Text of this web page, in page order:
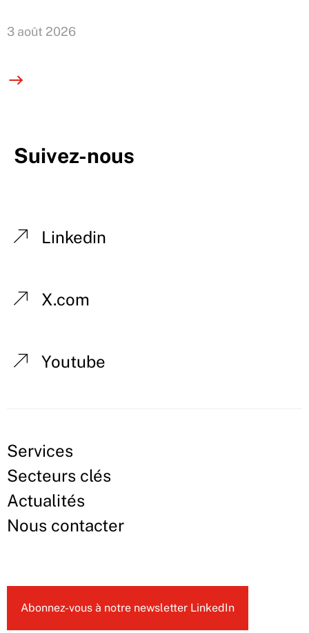
3 août 2026
Suivez-nous
Linkedin
X.com
Youtube
Services
Secteurs clés
Actualités
Nous contacter
Abonnez-vous à notre newsletter LinkedIn